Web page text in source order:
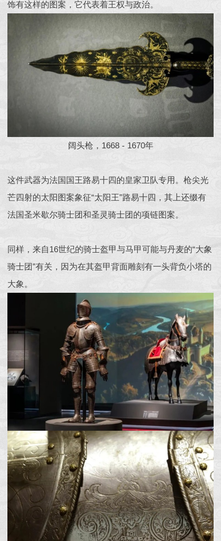
饰有这样的图案，它代表着王权与政治。
阔头枪，1668 - 1670年
这件武器为法国国王路易十四的皇家卫队专用。枪尖光
芒四射的太阳图案象征“太阳王”路易十四，其上还缀有
法国圣米歇尔骑士团和圣灵骑士团的项链图案。
同样，来自16世纪的骑士盔甲与马甲可能与丹麦的“大象
骑士团”有关，因为在其盔甲背面雕刻有一头背负小塔的
大象。